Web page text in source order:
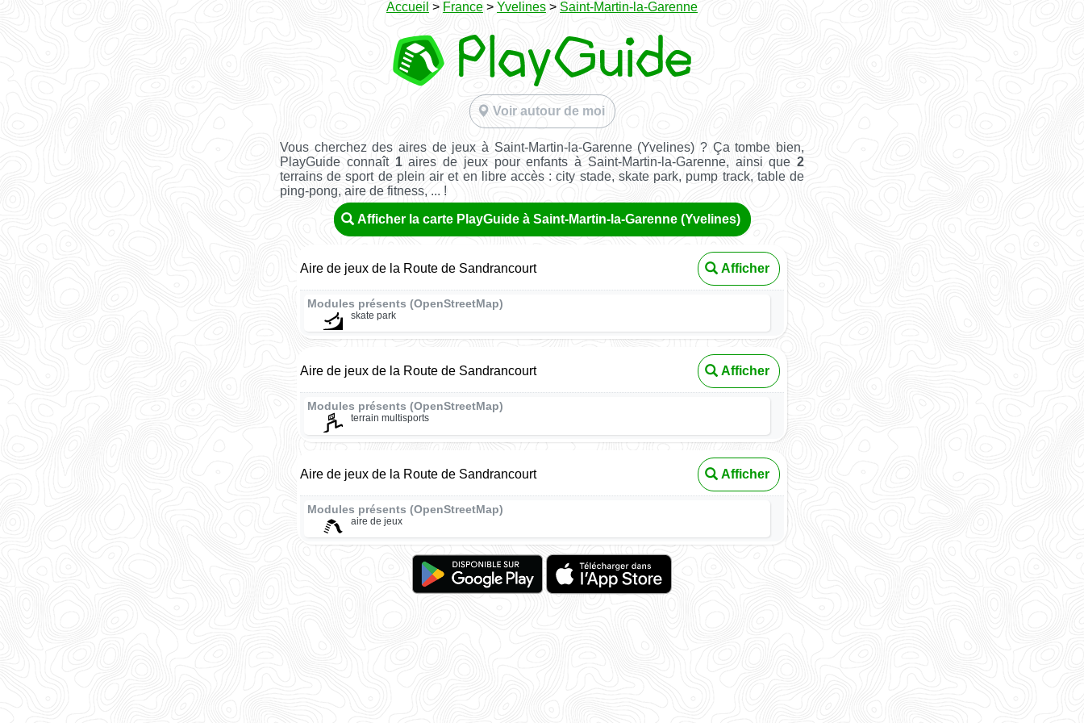
Accueil > France > Yvelines > Saint-Martin-la-Garenne
Voir autour de moi
Vous cherchez des aires de jeux à Saint-Martin-la-Garenne (Yvelines) ? Ça tombe bien,
PlayGuide connaît 1aires de jeux pour enfants à Saint-Martin-la-Garenne, ainsi que 2
terrains de sport de plein air et en libre accès : city stade, skate park, pump track, table de
ping-pong, aire de fitness, ... !
Afficher la carte PlayGuide à Saint-Martin-la-Garenne (Yvelines)
Aire de jeux de la Route de Sandrancourt Afficher
Modules présents (OpenStreetMap)
skate park
Aire de jeux de la Route de Sandrancourt Afficher
Modules présents (OpenStreetMap)
terrain multisports
Aire de jeux de la Route de Sandrancourt Afficher
Modules présents (OpenStreetMap)
aire de jeux